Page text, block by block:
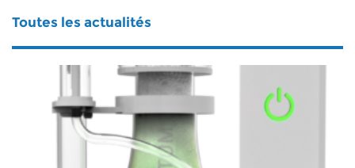
Toutes les actualités